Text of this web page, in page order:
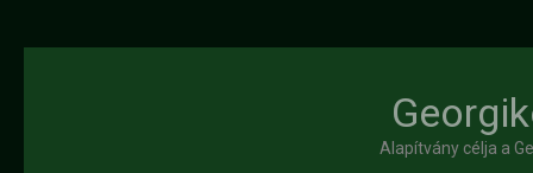
Alapítvány célja a